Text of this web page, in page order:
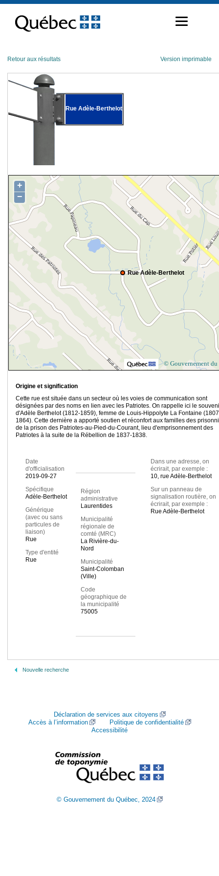
contenu
Retour aux résultats Version imprimable
Rue Adèle-Berthelot
Rue Adèle-Berthelot
+
−
© Gouvernement du
Origine et signification
Cette rue est située dans un secteur où les voies de communication sont
désignées par des noms en lien avec les Patriotes. On rappelle ici le
d'Adèle Berthelot (1812-1859), femme de Louis-Hippolyte La Fontaine
1864). Cette dernière a apporté soutien et réconfort aux familles des
de la prison des Patriotes-au-Pied-du-Courant, lieu d'emprisonnement des
Patriotes à la suite de la Rébellion de 1837-1838.
Date
d'officialisation
2019-09-27
Spécifique
Adèle-Berthelot
Générique
(avec ou sans
particules de
liaison)
Rue
Type d'entité
Rue
Région
administrative
Laurentides
Municipalité
régionale de
comté (MRC)
La Rivière-du-
Nord
Municipalité
Saint-Colomban
(Ville)
Code
géographique de
la municipalité
75005
Dans une adresse, on
écrirait, par exemple :
10, rue Adèle-Berthelot
Sur un panneau de
signalisation routière, on
écrirait, par exemple :
Rue Adèle-Berthelot
Nouvelle recherche
Déclaration de services aux citoyens
Accès à l’information
Politique de confidentialité
Accessibilité
© Gouvernement du Québec, 2024